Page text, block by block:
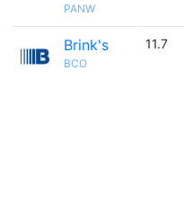
PANW
Brink's
BCO
11.7